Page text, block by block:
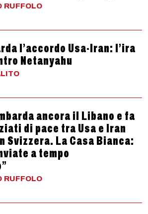
RUFFOLO
l’accordo Usa-Iran: l’ira
Netanyahu
ancora il Libano e fa
di pace tra Usa e Iran
Svizzera. La Casa Bianca:
a tempo
RUFFOLO